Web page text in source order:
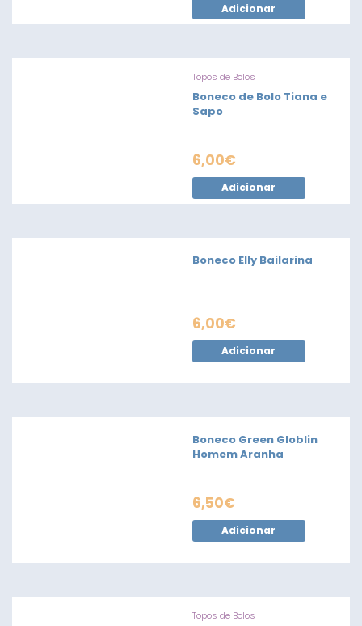
Adicionar
Topos de Bolos
Boneco de Bolo Tiana e
Sapo
6,00€
Adicionar
Boneco Elly Bailarina
6,00€
Adicionar
Boneco Green Globlin
Homem Aranha
6,50€
Adicionar
Topos de Bolos